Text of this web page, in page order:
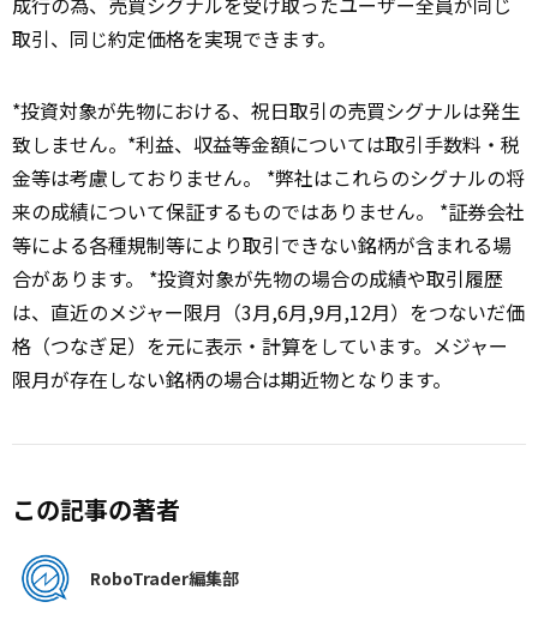
取引、同じ約定価格を実現できます。
*投資対象が先物における、祝日取引の売買シグナルは発生
致しません。*利益、収益等金額については取引手数料・税
金等は考慮しておりません。 *弊社はこれらのシグナルの将
来の成績について保証するものではありません。 *証券会社
等による各種規制等により取引できない銘柄が含まれる場
合があります。 *投資対象が先物の場合の成績や取引履歴
は、直近のメジャー限月（3月,6月,9月,12月）をつないだ価
格（つなぎ足）を元に表示・計算をしています。メジャー
限月が存在しない銘柄の場合は期近物となります。
この記事の著者
RoboTrader編集部